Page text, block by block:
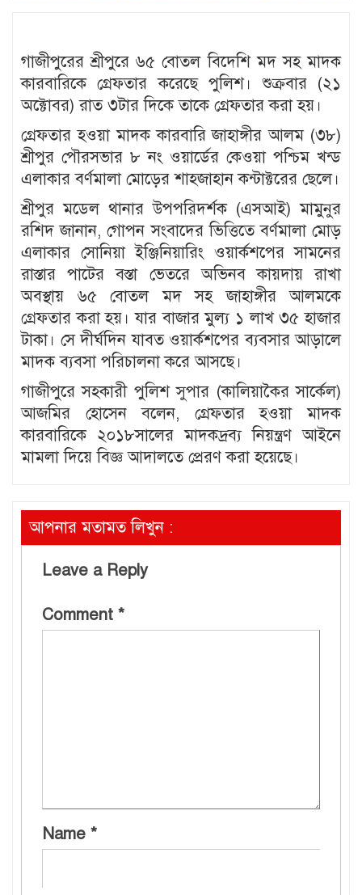
গাজীপুরের শ্রীপুরে ৬৫ বোতল বিদেশি মদ সহ মাদক
কারবারিকে গ্রেফতার করেছে পুলিশ। শুক্রবার (২১
অক্টোবর) রাত ৩টার দিকে তাকে গ্রেফতার করা হয়।
গ্রেফতার হওয়া মাদক কারবারি জাহাঙ্গীর আলম (৩৮)
শ্রীপুর পৌরসভার ৮ নং ওয়ার্ডের কেওয়া পশ্চিম খন্ড
এলাকার বর্ণমালা মোড়ের শাহজাহান কন্টাক্টরের ছেলে।
শ্রীপুর মডেল থানার উপপরিদর্শক (এসআই) মামুনুর
রশিদ জানান, গোপন সংবাদের ভিত্তিতে বর্ণমালা মোড়
এলাকার সোনিয়া ইঞ্জিনিয়ারিং ওয়ার্কশপের সামনের
রাস্তার পাটের বস্তা ভেতরে অভিনব কায়দায় রাখা
অবস্থায় ৬৫ বোতল মদ সহ জাহাঙ্গীর আলমকে
গ্রেফতার করা হয়। যার বাজার মুল্য ১ লাখ ৩৫ হাজার
টাকা। সে দীর্ঘদিন যাবত ওয়ার্কশপের ব্যবসার আড়ালে
মাদক ব্যবসা পরিচালনা করে আসছে।
গাজীপুরে সহকারী পুলিশ সুপার (কালিয়াকৈর সার্কেল)
আজমির হোসেন বলেন, গ্রেফতার হওয়া মাদক
কারবারিকে ২০১৮সালের মাদকদ্রব্য নিয়ন্ত্রণ আইনে
মামলা দিয়ে বিজ্ঞ আদালতে প্রেরণ করা হয়েছে।
আপনার মতামত লিখুন :
Leave a Reply
Comment *
Name *